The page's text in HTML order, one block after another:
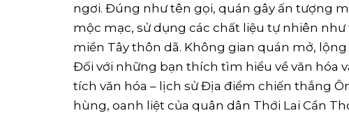
ngơi. Đúng như tên gọi, quán gây ấn tượng
mộc mạc, sử dụng các chất liệu tự nhiên
miền Tây thôn dã. Không gian quán mở,
Đối với những bạn thích tìm hiểu về văn hóa
tích văn hóa – lịch sử Địa điểm chiến thắng
hùng, oanh liệt của quân dân Thới Lai Cần